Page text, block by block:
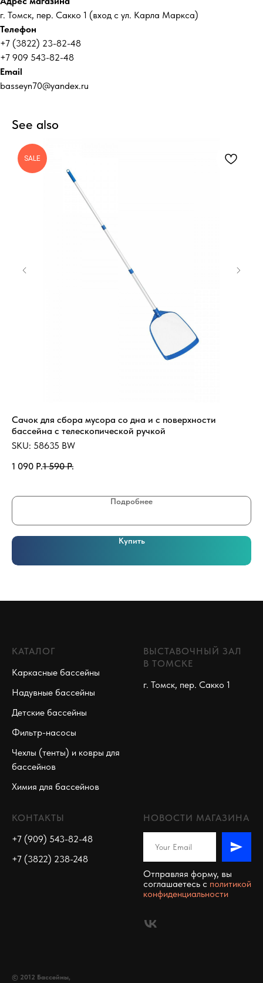
г. Томск, пер. Сакко 1 (вход с ул. Карла Маркса)
Телефон
+7 (3822) 23-82-48
+7 909 543-82-48
Email
basseyn70@yandex.ru
See also
SALE
Сачок для сбора мусора со дна и с поверхности
бассейна с телескопической ручкой
SKU: 58635 BW
1 090 Р.1 590 Р.
Подробнее
Купить
КАТАЛОГ
Каркасные бассейны
Надувные бассейны
Детские бассейны
Фильтр-насосы
Чехлы (тенты) и ковры для
бассейнов
Химия для бассейнов
ВЫСТАВОЧНЫЙ ЗАЛ
В ТОМСКЕ
г. Томск, пер. Сакко 1
КОНТАКТЫ
+7 (909) 543-82-48
+7 (3822) 238-248
НОВОСТИ МАГАЗИНА
Отправляя форму, вы
соглашаетесь c политикой
конфиденциальности
© 2012 Бассейны,